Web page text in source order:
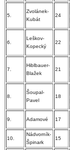
5.
Zvolánek-
Kubát
24
6.
Leškov-
Kopecký
22
7.
Hiblbauer-
Blažek
21
8.
Šoupal-
Pavel
18
9. Adamové 17
10.
Nádvorník-
Špinark
15